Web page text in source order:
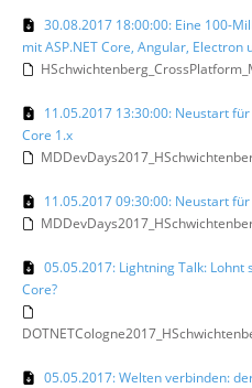
30.08.2017 18:00:00: Eine 100-
mit ASP.NET Core, Angular, Electron
11.05.2017 13:30:00: Neustart
Core 1.x
11.05.2017 09:30:00: Neustart für
05.05.2017: Lightning Talk: Lohnt
Core?
05.05.2017: Welten verbinden: